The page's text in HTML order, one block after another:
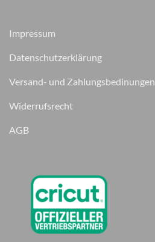
Impressum
Datenschutzerklärung
Versand- und Zahlungsbedinungen
Widerrufsrecht
AGB